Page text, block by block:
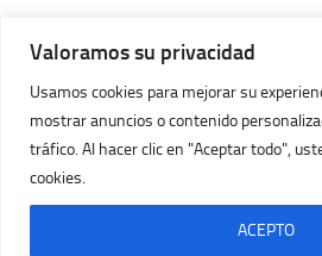
Valoramos su privacidad
Usamos cookies para mejorar su
mostrar anuncios o contenido
tráfico. Al hacer clic en "Aceptar todo",
cookies.
ACEPTO
Imágenes Huracán © 2026. Todos los